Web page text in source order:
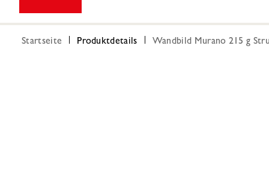
Startseite Produktdetails Wandbild Murano 215 g